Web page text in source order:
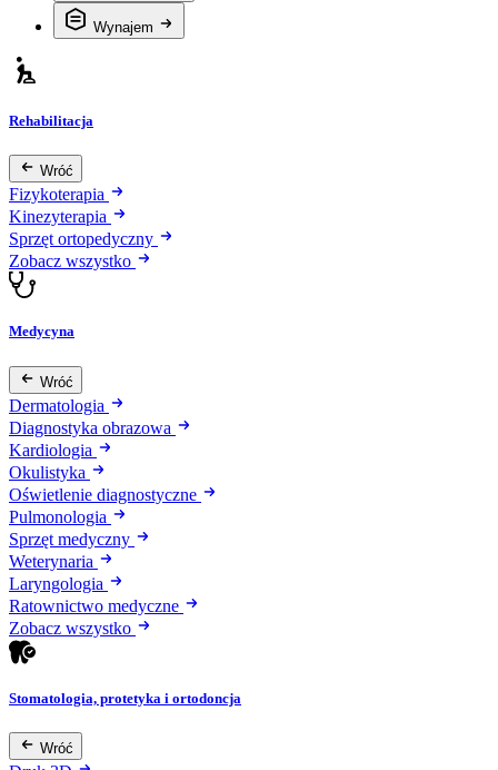
Wynajem
Rehabilitacja
Wróć
Fizykoterapia
Kinezyterapia
Sprzęt ortopedyczny
Zobacz wszystko
Medycyna
Wróć
Dermatologia
Diagnostyka obrazowa
Kardiologia
Okulistyka
Oświetlenie diagnostyczne
Pulmonologia
Sprzęt medyczny
Weterynaria
Laryngologia
Ratownictwo medyczne
Zobacz wszystko
Stomatologia, protetyka i ortodoncja
Wróć